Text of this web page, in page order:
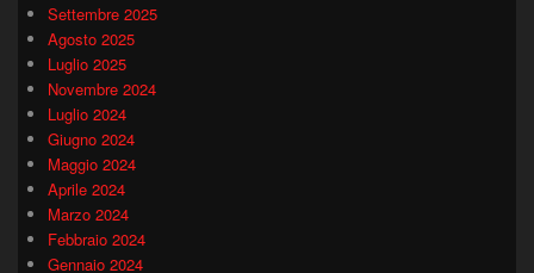
Settembre 2025
Agosto 2025
Luglio 2025
Novembre 2024
Luglio 2024
Giugno 2024
Maggio 2024
Aprile 2024
Marzo 2024
Febbraio 2024
Gennaio 2024